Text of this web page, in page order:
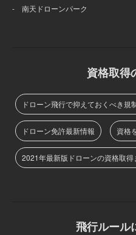
- 南天ドローンパーク
資格取得
ドローン飛行で抑えておくべき規
ドローン免許最新情報 資格
2021年最新版ドローンの資格取得
飛行ルール